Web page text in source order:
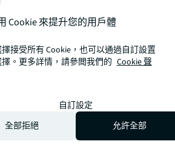
。
房地產市場的最新
度分析與投資機
達您的電郵。
open_in_new
Cookie 來提升您的用戶體
接受所有 Cookie，也可以通過自訂設置
。更多詳情，請參閲我們的 Cookie 聲
自訂設定
全部拒絕
允許全部